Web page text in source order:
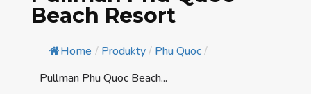
Beach Resort
Home / Produkty/ Phu Quoc/
Pullman Phu Quoc Beach...